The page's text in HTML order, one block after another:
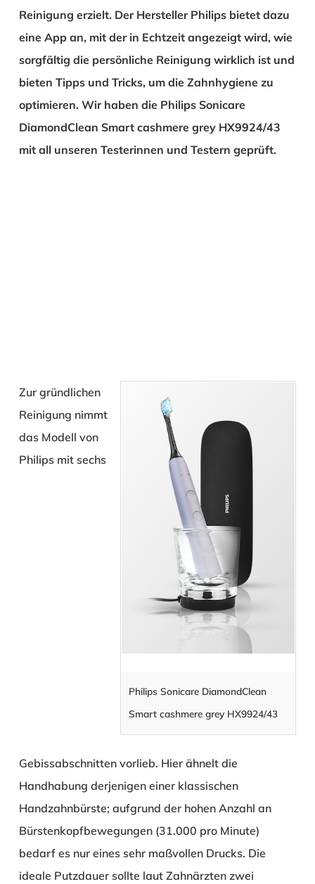
Reinigung erzielt. Der Hersteller Philips bietet dazu
eine App an, mit der in Echtzeit angezeigt wird, wie
sorgfältig die persönliche Reinigung wirklich ist und
bieten Tipps und Tricks, um die Zahnhygiene zu
optimieren. Wir haben die Philips Sonicare
DiamondClean Smart cashmere grey HX9924/43
mit all unseren Testerinnen und Testern geprüft.
Philips Sonicare DiamondClean
Smart cashmere grey HX9924/43
Zur gründlichen
Reinigung nimmt
das Modell von
Philips mit sechs
Gebissabschnitten vorlieb. Hier ähnelt die
Handhabung derjenigen einer klassischen
Handzahnbürste; aufgrund der hohen Anzahl an
Bürstenkopfbewegungen (31.000 pro Minute)
bedarf es nur eines sehr maßvollen Drucks. Die
ideale Putzdauer sollte laut Zahnärzten zwei